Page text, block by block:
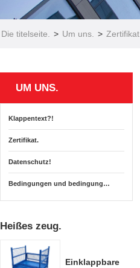
Die titelseite. > Um uns. > Zertifikat.
UM UNS.
Klappentext?!
Zertifikat.
Datenschutz!
Bedingungen und bedingungen.
Heißes zeug.
Einklappbare